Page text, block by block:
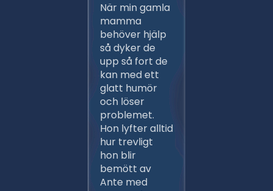
När min gamla
mamma
behöver hjälp
så dyker de
upp så fort de
kan med ett
glatt humör
och löser
problemet.
Hon lyfter alltid
hur trevligt
hon blir
bemött av
Ante med